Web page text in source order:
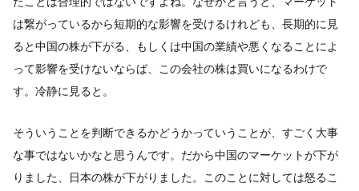
は繋がっているから短期的な影響を受けるけれども、長期的に見
ると中国の株が下がる、もしくは中国の業績や悪くなることによ
って影響を受けないならば、この会社の株は買いになるわけで
す。冷静に見ると。
そういうことを判断できるかどうかっていうことが、すごく大事
な事ではないかなと思うんです。だから中国のマーケットが下が
りました、日本の株が下がりました。このことに対しては怒るこ